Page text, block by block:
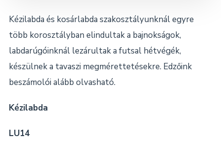
Kézilabda és kosárlabda szakosztályunknál egyre
több korosztályban elindultak a bajnokságok,
labdarúgóinknál lezárultak a futsal hétvégék,
készülnek a tavaszi megmérettetésekre. Edzőink
beszámolói alább olvasható.
Kézilabda
LU14